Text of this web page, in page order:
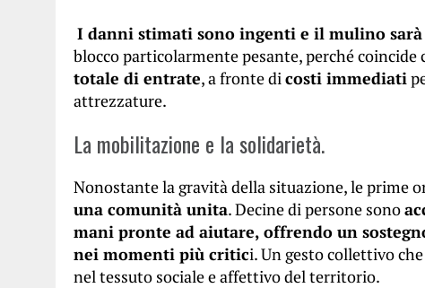
I danni stimati sono ingenti e il mulino
blocco particolarmente pesante, perché
totale di entrate, a fronte dicosti immediati
attrezzature.
La mobilitazione e la solidarietà.
Nonostante la gravità della situazione, le prime
una comunità unita. Decine di persone sono
mani pronte ad aiutare, offrendo un
nei momenti più critici. Un gesto collettivo
nel tessuto sociale e affettivo del territorio.